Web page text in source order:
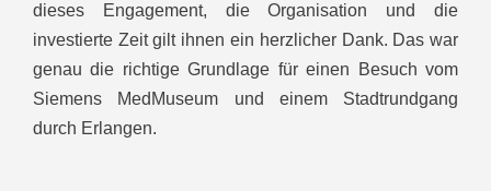
dieses Engagement, die Organisation und die
investierte Zeit gilt ihnen ein herzlicher Dank. Das war
genau die richtige Grundlage für einen Besuch vom
Siemens MedMuseum und einem Stadtrundgang
durch Erlangen.